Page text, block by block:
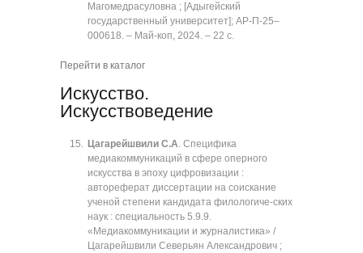
Магомедрасуловна ; [Адыгейский
государственный университет]; АР-П-25‒
000618. ‒ Май-коп, 2024. ‒ 22 с.
Перейти в каталог
Искусство.
Искусствоведение
Цагарейшвили С.А. Специфика
медиакоммуникаций в сфере оперного
искусства в эпоху цифровизации :
автореферат диссертации на соискание
ученой степени кандидата филологиче-ских
наук : специальность 5.9.9.
«Медиакоммуникации и журналистика» /
Цагарейшвили Северьян Александрович ;